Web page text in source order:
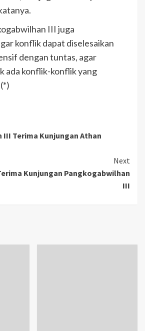
III juga
konflik dapat diselesaikan
dengan tuntas, agar
ada konflik-konflik yang
Terima Kunjungan Athan
Next
Kunjungan Pangkogabwilhan
III